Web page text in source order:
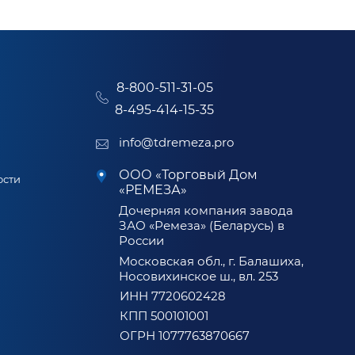
8-800-511-31-05
8-495-414-15-35
info@tdremeza.pro
ООО «Торговый Дом
«РЕМЕЗА»
Дочерняя компания завода
ЗАО «Ремеза» (Беларусь) в
России
Московская обл., г. Балашиха,
Носовихинское ш., вл. 253
ИНН 7720602428
КПП 500101001
ОГРН 1077763870667